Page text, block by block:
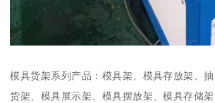
模具货架系列产品：模具架、模具存放架、
货架、模具展示架、模具摆放架、模具存储